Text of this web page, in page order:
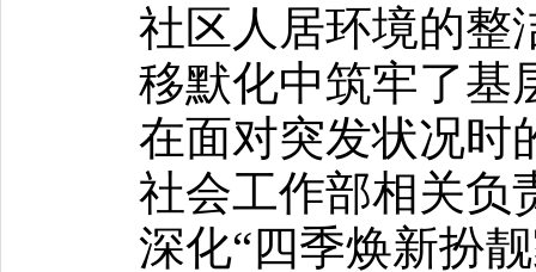
社区人居环境的整
移默化中筑牢了基
在面对突发状况时
社会工作部相关负
深化“四季焕新扮